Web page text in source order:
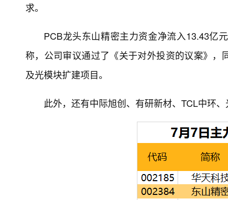
求。
PCB龙头东山精密主力资金净流入13.43亿
称，公司审议通过了《关于对外投资的议案》
及光模块扩建项目。
此外，还有中际旭创、有研新材、TCL中环